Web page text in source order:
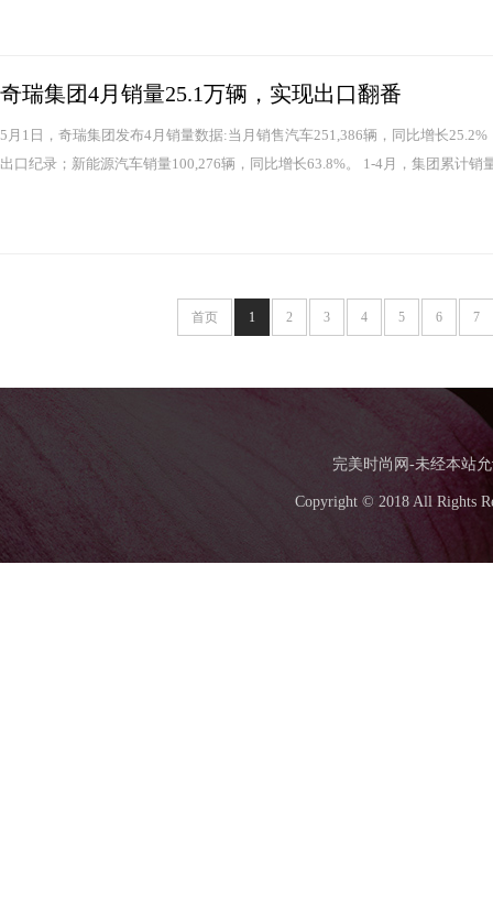
奇瑞集团4月销量25.1万辆，实现出口翻番
5月1日，奇瑞集团发布4月销量数据:当月销售汽车251,386辆，同比增长
出口纪录；新能源汽车销量100,276辆，同比增长63.8%。 1-4月，集团累计销
首页 1 2 3 4 5 6 7
完美时尚网-未经本站
Copyright © 2018 All Rights